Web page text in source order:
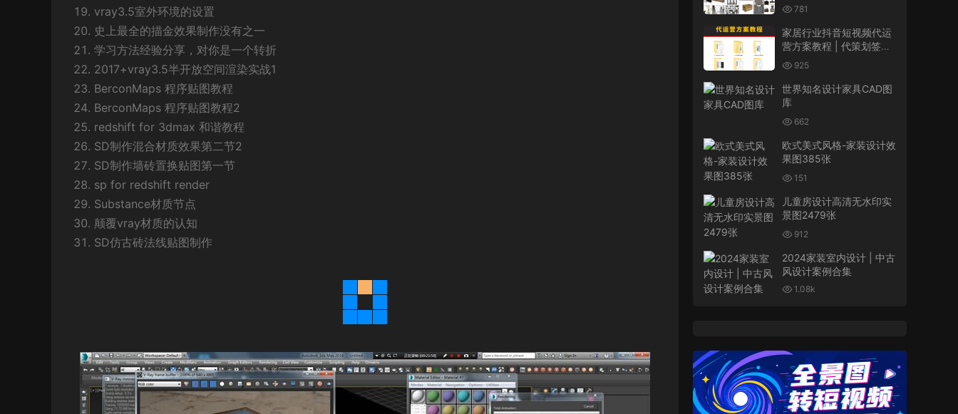
vray3.5室外环境的设置
史上最全的描金效果制作没有之一
学习方法经验分享，对你是一个转折
2017+vray3.5半开放空间渲染实战1
BerconMaps 程序贴图教程
BerconMaps 程序贴图教程2
redshift for 3dmax 和谐教程
SD制作混合材质效果第二节2
SD制作墙砖置换贴图第一节
sp for redshift render
Substance材质节点
颠覆vray材质的认知
SD仿古砖法线贴图制作
781
家居行业抖音短视频代运
营方案教程 | 代策划签单
合同管理流程资料
925
世界知名设计家具CAD图
库
662
欧式美式风格-家装设计效
果图385张
151
儿童房设计高清无水印实
景图2479张
912
2024家装室内设计 | 中古
风设计案例合集
1.08k